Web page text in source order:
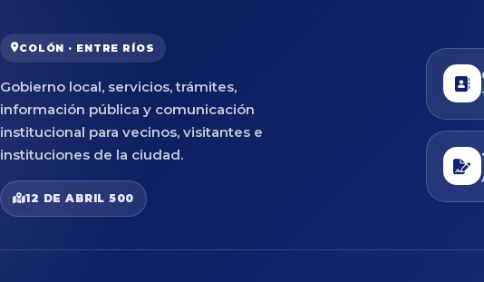
COLÓN · ENTRE RÍOS
Gobierno local, servicios, trámites,
información pública y comunicación
institucional para vecinos, visitantes e
instituciones de la ciudad.
12 DE ABRIL 500